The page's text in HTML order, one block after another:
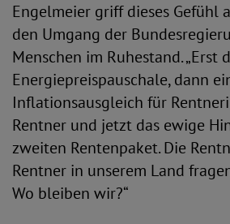
Engelmeier griff dieses Gefühl
den Umgang der
Menschen im Ruhestand. „Erst
Energiepreispauschale, dann
Inflationsausgleich für
Rentner und jetzt das ewige
zweiten Rentenpaket. Die
Rentner in unserem Land
Wo bleiben wir?“